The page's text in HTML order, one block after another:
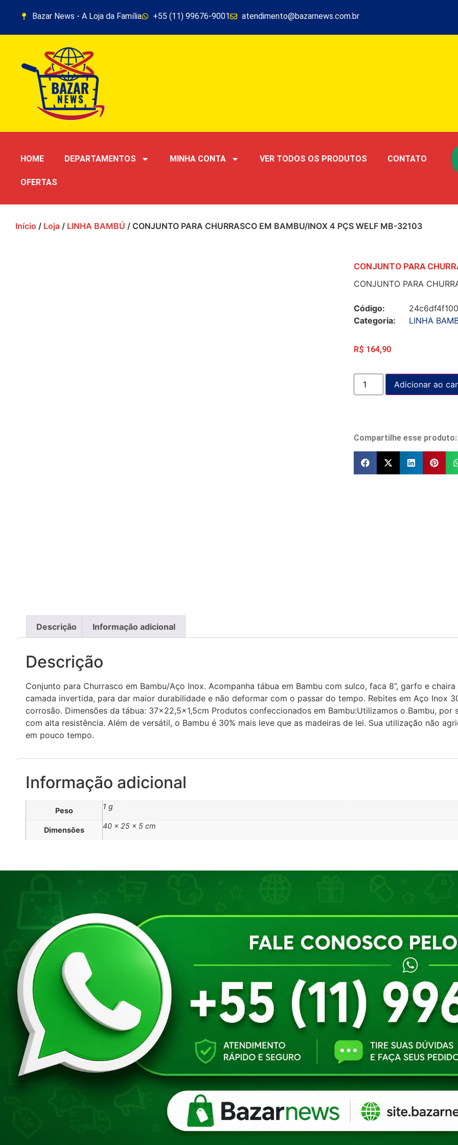
Bazar News - A Loja da Família +55 (11) 99676-9001 atendimento@bazarnews.com.br
HOME DEPARTAMENTOS MINHA CONTA VER TODOS OS PRODUTOS CONTATO
OFERTAS
Início / Loja / LINHA BAMBÚ / CONJUNTO PARA CHURRASCO EM BAMBU/INOX 4 PÇS WELF MB-32103
CONJUNTO PARA
CONJUNTO PARA
Código:
Categoria:
LINHA
R$ 164,90
Adicionar ao
Compartilhe esse produto:
Descrição Informação adicional
Descrição
Conjunto para Churrasco em Bambu/Aço Inox. Acompanha tábua em Bambu com sulco, faca 8”, garfo e
camada invertida, para dar maior durabilidade e não deformar com o passar do tempo. Rebites em Aço Inox
corrosão. Dimensões da tábua: 37×22,5×1,5cm Produtos confeccionados em Bambu:Utilizamos o Bambu,
com alta resistência. Além de versátil, o Bambu é 30% mais leve que as madeiras de lei. Sua utilização não
em pouco tempo.
Informação adicional
Peso 1 g
Dimensões 40 × 25 × 5 cm